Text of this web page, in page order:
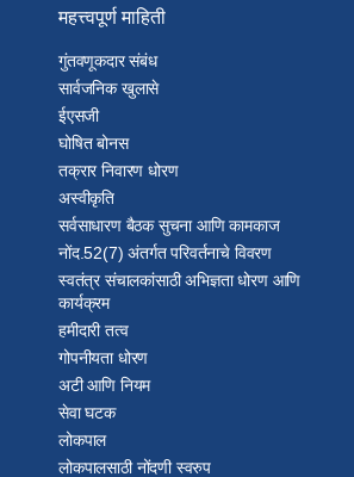
महत्त्वपूर्ण माहिती
गुंतवणूकदार संबंध
सार्वजनिक खुलासे
ईएसजी
घोषित बोनस
तक्रार निवारण धोरण
अस्वीकृति
सर्वसाधारण बैठक सुचना आणि कामकाज
नोंद.52(7) अंतर्गत परिवर्तनाचे विवरण
स्वतंत्र संचालकांसाठी अभिज्ञता धोरण आणि
कार्यक्रम
हमीदारी तत्व
गोपनीयता धोरण
अटी आणि नियम
सेवा घटक
लोकपाल
लोकपालसाठी नोंदणी स्वरुप